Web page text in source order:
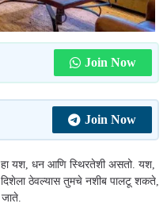
Join Now
Join Now
हा यश, धन आणि स्थिरतेशी असतो. यश,
ठेवल्यास तुमचे नशीब पालटू शकते,